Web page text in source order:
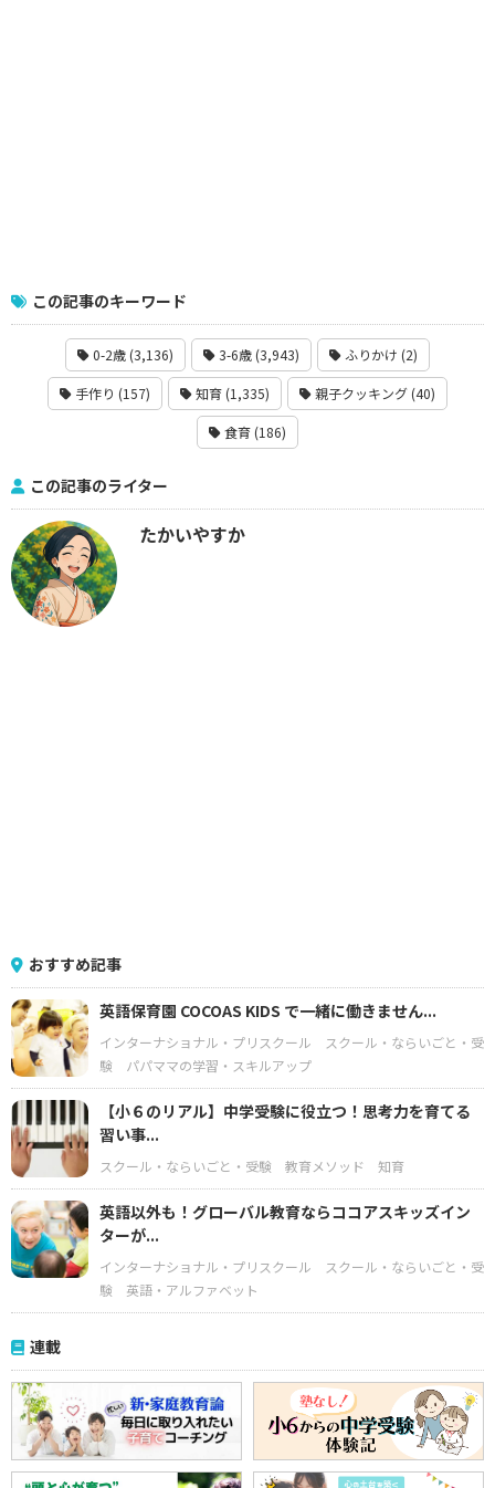
この記事のキーワード
0-2歳 (3,136) 3-6歳 (3,943) ふりかけ (2)
手作り (157) 知育 (1,335) 親子クッキング (40)
食育 (186)
この記事のライター
たかいやすか
おすすめ記事
英語保育園 COCOAS KIDS で一緒に働きません...
インターナショナル・プリスクール
スクール・ならいごと・受
験
パパママの学習・スキルアップ
【小６のリアル】中学受験に役立つ！思考力を育てる
習い事...
スクール・ならいごと・受験 教育メソッド 知育
英語以外も！グローバル教育ならココアスキッズイン
ターが...
インターナショナル・プリスクール
スクール・ならいごと・受
験
英語・アルファベット
連載